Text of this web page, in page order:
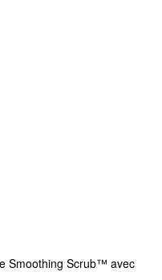
Smoothing Scrub™ avec